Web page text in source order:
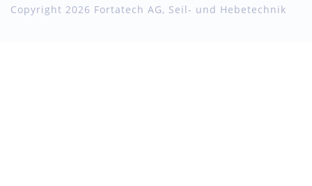
Copyright 2026 Fortatech AG, Seil- und Hebetechnik